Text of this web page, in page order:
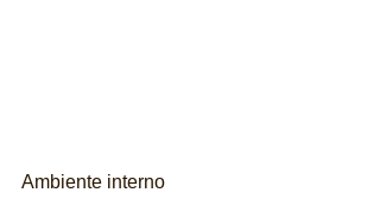
Ambiente interno